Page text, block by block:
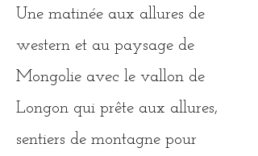
Une matinée aux allures de
western et au paysage de
Mongolie avec le vallon de
Longon qui prête aux allures,
sentiers de montagne pour